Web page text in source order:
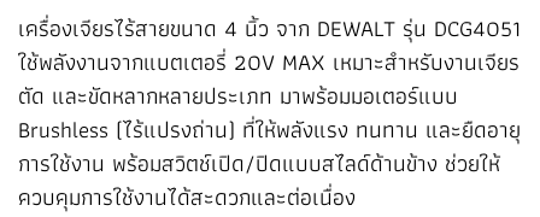
เครื่องเจียรไร้สายขนาด 4 นิ้ว จาก DEWALT รุ่น DCG4051
ใช้พลังงานจากแบตเตอรี่ 20V MAX เหมาะสำหรับงานเจียร
ตัด และขัดหลากหลายประเภท มาพร้อมมอเตอร์แบบ
Brushless (ไร้แปรงถ่าน) ที่ให้พลังแรง ทนทาน และยืดอายุ
การใช้งาน พร้อมสวิตช์เปิด/ปิดแบบสไลด์ด้านข้าง ช่วยให้
ควบคุมการใช้งานได้สะดวกและต่อเนื่อง